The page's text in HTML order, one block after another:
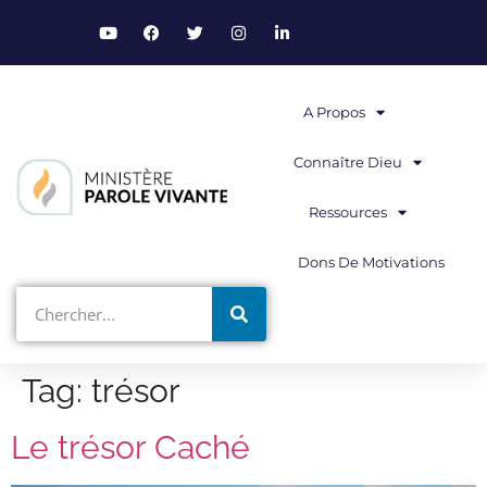
A Propos
Connaître Dieu
Ressources
Dons De Motivations
Tag: trésor
Le trésor Caché